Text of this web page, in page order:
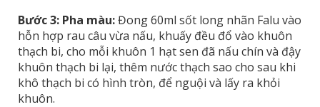
Bước 3: Pha màu:Đong 60ml sốt long nhãn Falu vào
hỗn hợp rau câu vừa nấu, khuấy đều đổ vào khuôn
thạch bi, cho mỗi khuôn 1 hạt sen đã nấu chín và đậy
khuôn thạch bi lại, thêm nước thạch sao cho sau khi
khô thạch bi có hình tròn, để nguội và lấy ra khỏi
khuôn.